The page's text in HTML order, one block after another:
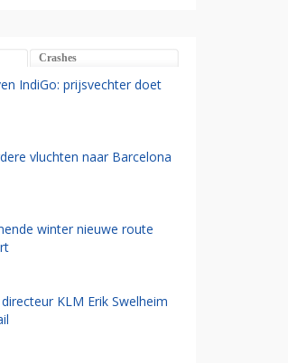
Crashes
IndiGo: prijsvechter doet
vluchten naar Barcelona
winter nieuwe route
KLM Erik Swelheim